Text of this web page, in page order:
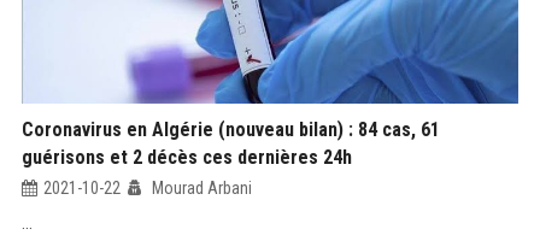
Coronavirus en Algérie (nouveau bilan) : 84 cas, 61
guérisons et 2 décès ces dernières 24h
2021-10-22 Mourad Arbani
...